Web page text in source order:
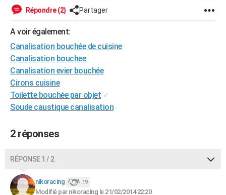
Destinations
City break
Voyage nature
Voyage de noces
Forum
Climat
BONS PLANS
CARTE DE VOEUX
Carte de Noël
Carte Bonne année
Carte Saint-Valentin
Carte Pâques
Carte d'anniversaire
DICTIONNAIRE
COPAINS D'AVANT
S'inscrire
Se connecter
Lycées
Collèges
Primaires
Universités
Entreprises
Service militaire
Avis de recherche
AVIS DE DÉCÈS
FORUM
Répondre (2) Partager
A voir également:
Canalisation bouchée de cuisine
Canalisation bouchee
Canalisation evier bouchée
Cirons cuisine
Toilette bouchée par objet ✓
Soude caustique canalisation
2 réponses
RÉPONSE 1 / 2
nikoracing 19
Modifié par nikoracing le 21/02/2014 22:20